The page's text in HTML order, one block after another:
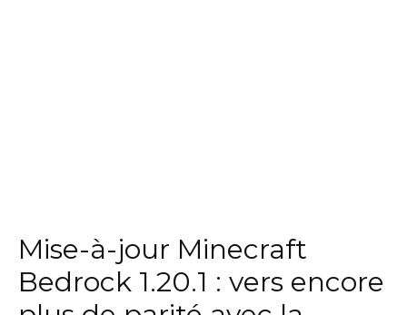
Mise-à-jour Minecraft
Bedrock 1.20.1 : vers encore